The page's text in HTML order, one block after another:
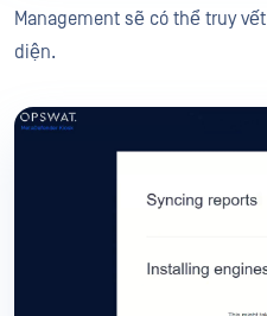
Management sẽ có thể truy
diện.